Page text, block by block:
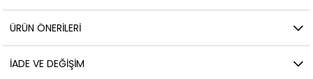
ÜRÜN ÖNERILERI
İADE VE DEĞIŞIM